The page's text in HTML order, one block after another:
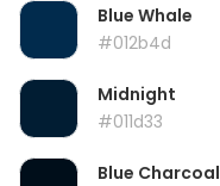
Blue Whale
#012b4d
Midnight
#011d33
Blue Charcoal